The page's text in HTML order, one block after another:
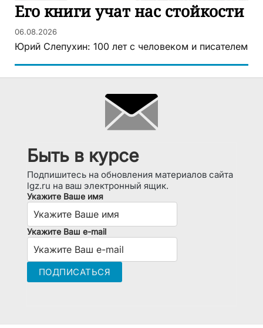
Его книги учат нас стойкости
06.08.2026
Юрий Слепухин: 100 лет с человеком и писателем
Быть в курсе
Подпишитесь на обновления материалов сайта
lgz.ru на ваш электронный ящик.
Укажите Ваше имя
Укажите Ваш e-mail